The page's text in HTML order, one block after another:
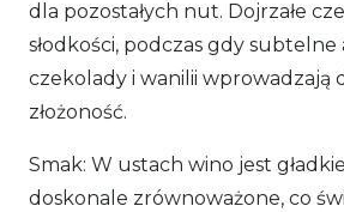
dla pozostałych nut. Dojrzałe
słodkości, podczas gdy
czekolady i wanilii wprowadzają
złożoność.
Smak: W ustach wino jest
doskonale zrównoważone, co